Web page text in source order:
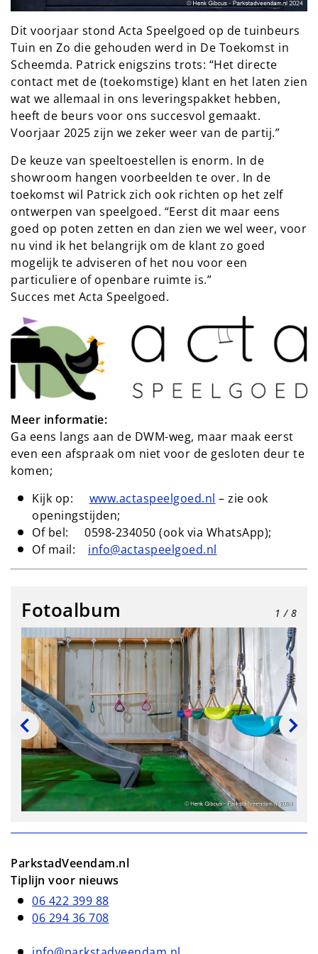
Dit voorjaar stond Acta Speelgoed op de tuinbeurs
Tuin en Zo die gehouden werd in De Toekomst in
Scheemda. Patrick enigszins trots: “Het directe
contact met de (toekomstige) klant en het laten zien
wat we allemaal in ons leveringspakket hebben,
heeft de beurs voor ons succesvol gemaakt.
Voorjaar 2025 zijn we zeker weer van de partij.”
De keuze van speeltoestellen is enorm. In de
showroom hangen voorbeelden te over. In de
toekomst wil Patrick zich ook richten op het zelf
ontwerpen van speelgoed. “Eerst dit maar eens
goed op poten zetten en dan zien we wel weer, voor
nu vind ik het belangrijk om de klant zo goed
mogelijk te adviseren of het nou voor een
particuliere of openbare ruimte is.”
Succes met Acta Speelgoed.
Meer informatie:
Ga eens langs aan de DWM-weg, maar maak eerst
even een afspraak om niet voor de gesloten deur te
komen;
Kijk op: www.actaspeelgoed.nl – zie ook
openingstijden;
Of bel: 0598-234050 (ook via WhatsApp);
Of mail: info@actaspeelgoed.nl
Fotoalbum 1 / 8
ParkstadVeendam.nl
Tiplijn voor nieuws
06 422 399 88
06 294 36 708